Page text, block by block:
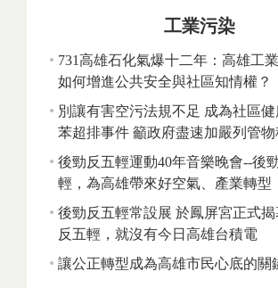
工業污染
731高雄石化氣爆十二年：高雄工
如何增進公共安全與社區知情權？
別讓有害空污法規不足 成為社區
苯超排事件 籲政府盡速加嚴列管
後勁反五輕運動40年音樂晚會--後
輕，為高雄帶來好空氣、產業轉型
後勁反五輕常設展 於鳳屏宮正式
反五輕，就沒有今日高雄台積電
讓公正轉型成為高雄市民心底的關